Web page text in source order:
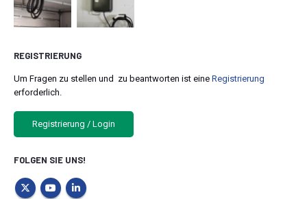
REGISTRIERUNG
Um Fragen zu stellen und zu beantworten ist eine Registrierung
erforderlich.
Registrierung / Login
FOLGEN SIE UNS!